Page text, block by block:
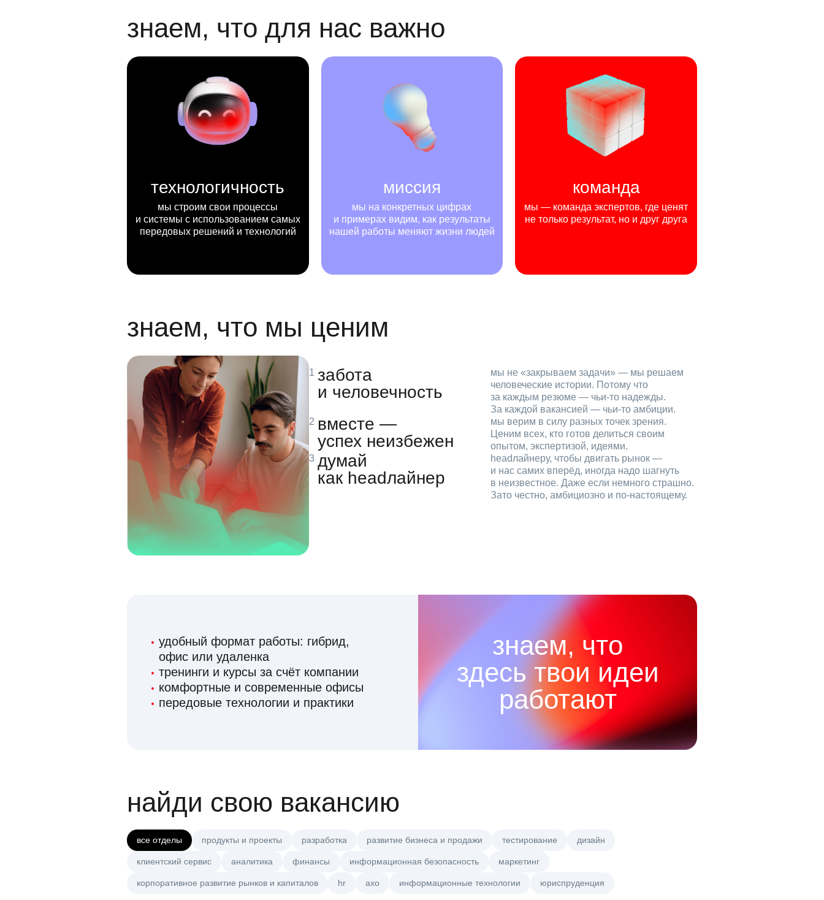
знаем, что для нас важно
технологичность
мы строим свои процессы
и системы с использованием самых
передовых решений и технологий
миссия
мы на конкретных цифрах
и примерах видим, как результаты
нашей работы меняют жизни людей
команда
мы — команда экспертов, где ценят
не только результат, но и друг друга
знаем, что мы ценим
забота
и человечность
мы не «закрываем задачи» — мы решаем
человеческие истории. Потому что
за каждым резюме — чьи‑то надежды.
За каждой вакансией — чьи‑то амбиции.
вместе —
успех неизбежен
мы верим в силу разных точек зрения.
Ценим всех, кто готов делиться своим
опытом, экспертизой, идеями.
думай
как headлайнер
headлайнеру, чтобы двигать рынок —
и нас самих вперёд, иногда надо шагнуть
в неизвестное. Даже если немного страшно.
Зато честно, амбициозно и по‑настоящему.
удобный формат работы: гибрид,
офис или удаленка
тренинги и курсы за счёт компании
комфортные и современные офисы
передовые технологии и практики
знаем, что
здесь твои идеи
работают
найди свою вакансию
все отделы продукты и проекты разработка развитие бизнеса и продажи тестирование дизайн
клиентский сервис аналитика финансы информационная безопасность маркетинг
корпоративное развитие рынков и капиталов hr axo информационные технологии юриспруденция